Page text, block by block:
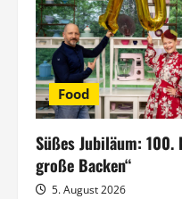
a
g
s
n
a
Food
Süßes Jubiläum: 100.
große Backen“
5. August 2026